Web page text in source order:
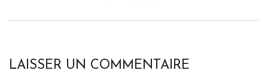
LAISSER UN COMMENTAIRE